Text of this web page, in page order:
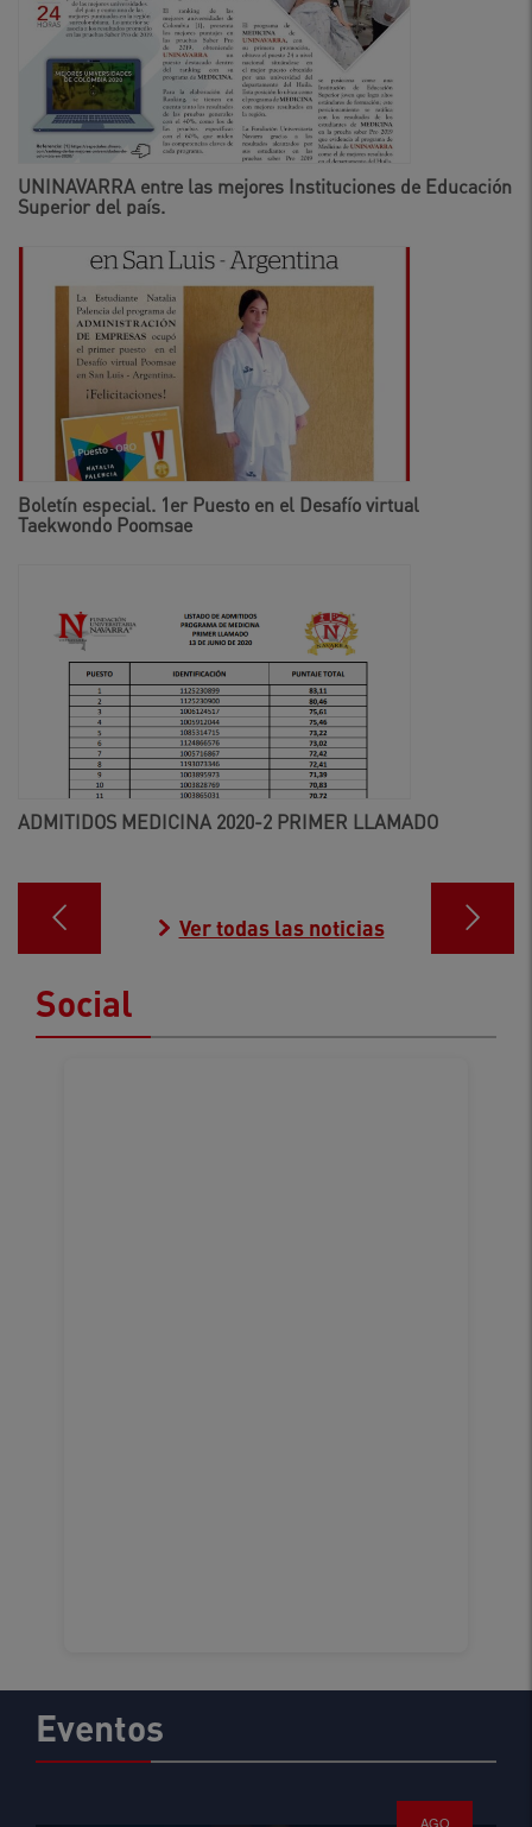
UNINAVARRA entre las mejores Instituciones de Educación
Superior del país.
Boletín especial. 1er Puesto en el Desafío virtual
Taekwondo Poomsae
ADMITIDOS MEDICINA 2020-2 PRIMER LLAMADO
Ver todas las noticias
Social
Eventos
AGO